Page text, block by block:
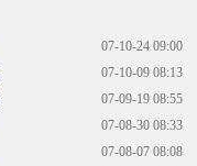
07-10-24 09:00
07-10-09 08:13
07-09-19 08:55
07-08-30 08:33
07-08-07 08:08